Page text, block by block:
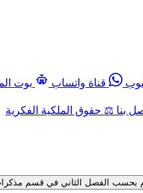
قناة واتساب
بوت
بنا ⚖️ حقوق الملكية الفكرية
الفصل الثاني في قسم مذكرات وبنوك